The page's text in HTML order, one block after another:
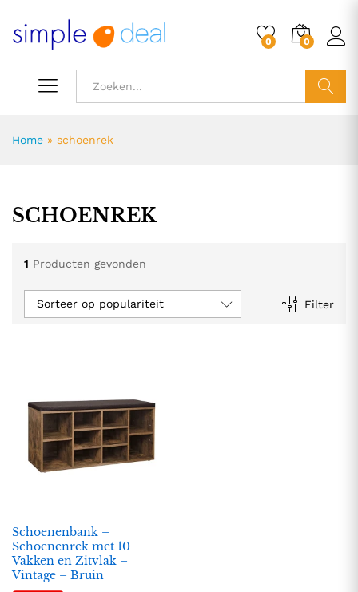
0 0
Home » schoenrek
SCHOENREK
1 Producten gevonden
Filter
Sorteer op populariteit
Schoenenbank –
Schoenenrek met 10
Vakken en Zitvlak –
Vintage – Bruin